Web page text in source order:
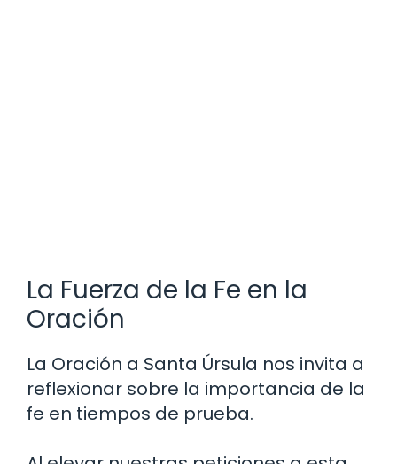
La Fuerza de la Fe en la
Oración
La Oración a Santa Úrsula nos invita a
reflexionar sobre la importancia de la
fe en tiempos de prueba.